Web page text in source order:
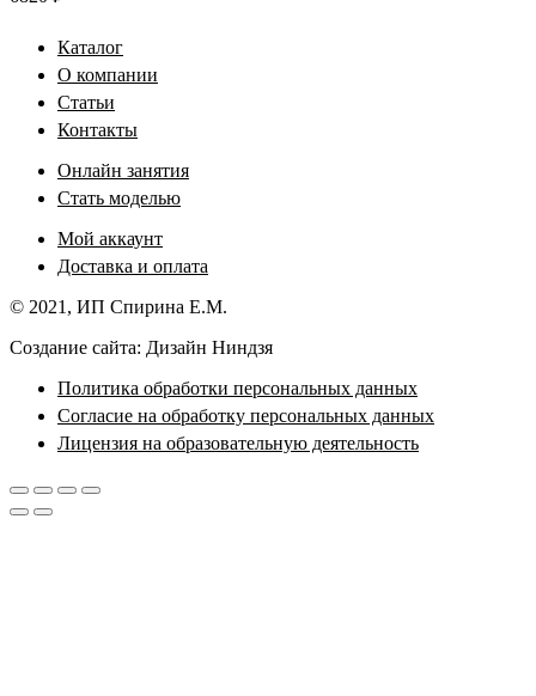
Каталог
О компании
Статьи
Контакты
Онлайн занятия
Стать моделью
Мой аккаунт
Доставка и оплата
© 2021, ИП Спирина Е.М.
Создание сайта: Дизайн Ниндзя
Политика обработки персональных данных
Согласие на обработку персональных данных
Лицензия на образовательную деятельность